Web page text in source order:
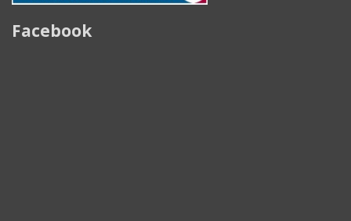
Facebook